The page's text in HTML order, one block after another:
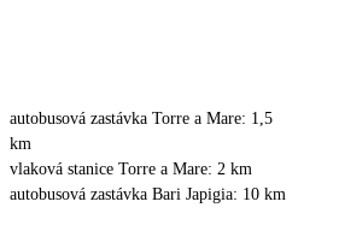
autobusová zastávka Torre a Mare: 1,5
km
vlaková stanice Torre a Mare: 2 km
autobusová zastávka Bari Japigia: 10 km